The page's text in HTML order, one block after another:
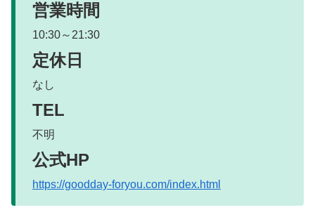
営業時間
10:30～21:30
定休日
なし
TEL
不明
公式HP
https://goodday-foryou.com/index.html